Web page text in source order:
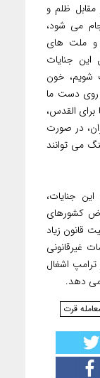
ظلم و
می شود،
و ملت های
این جنایات
شویم، خون
روی دست ما
برای القدس،
در صورت
می توانند
جنایات،
کشورهای
قانون زیاد
غیرقانونی
اشغال
می دهد.
قرت